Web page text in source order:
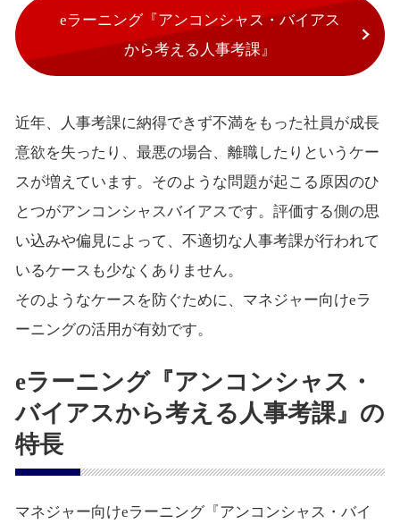
eラーニング『アンコンシャス・バイアス
から考える人事考課』
近年、人事考課に納得できず不満をもった社員が成長
意欲を失ったり、最悪の場合、離職したりというケー
スが増えています。そのような問題が起こる原因のひ
とつがアンコンシャスバイアスです。評価する側の思
い込みや偏見によって、不適切な人事考課が行われて
いるケースも少なくありません。
そのようなケースを防ぐために、マネジャー向けeラ
ーニングの活用が有効です。
eラーニング『アンコンシャス・
バイアスから考える人事考課』の
特長
マネジャー向けeラーニング『アンコンシャス・バイ